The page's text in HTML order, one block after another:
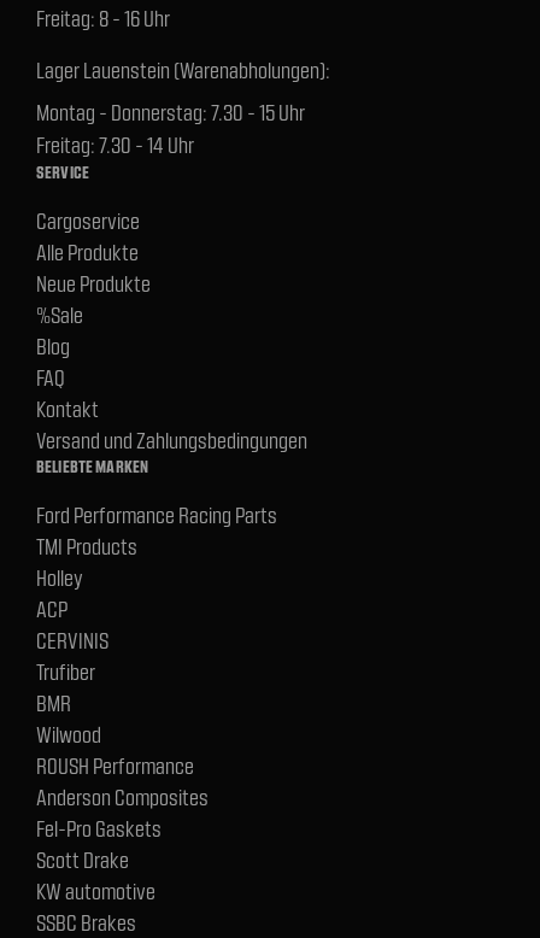
Freitag: 8 - 16 Uhr
Lager Lauenstein (Warenabholungen):
Montag - Donnerstag: 7.30 - 15 Uhr
Freitag: 7.30 - 14 Uhr
SERVICE
Cargoservice
Alle Produkte
Neue Produkte
%Sale
Blog
FAQ
Kontakt
Versand und Zahlungsbedingungen
BELIEBTE MARKEN
Ford Performance Racing Parts
TMI Products
Holley
ACP
CERVINIS
Trufiber
BMR
Wilwood
ROUSH Performance
Anderson Composites
Fel-Pro Gaskets
Scott Drake
KW automotive
SSBC Brakes